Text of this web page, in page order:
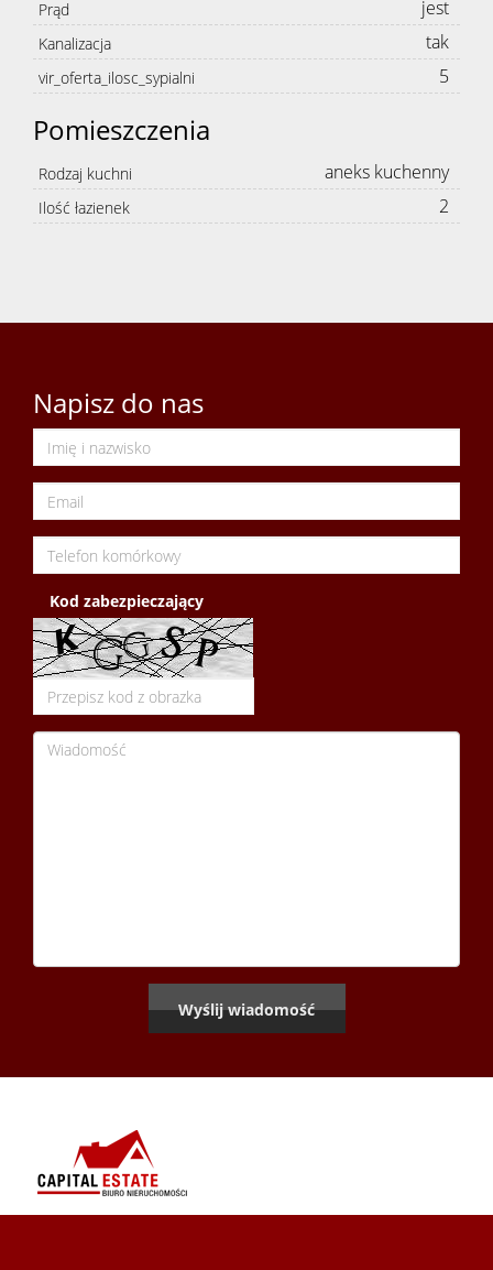
Prąd jest
Kanalizacja tak
vir_oferta_ilosc_sypialni 5
Pomieszczenia
Rodzaj kuchni aneks kuchenny
Ilość łazienek 2
Napisz do nas
Kod zabezpieczający